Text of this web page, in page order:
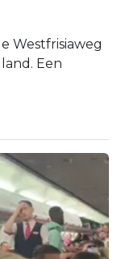
Westfrisiaweg
Een